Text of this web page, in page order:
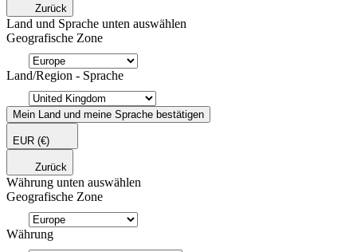
Zurück
Land und Sprache unten auswählen
Geografische Zone
Land/Region - Sprache
Mein Land und meine Sprache bestätigen
EUR (€)
Zurück
Währung unten auswählen
Geografische Zone
Währung